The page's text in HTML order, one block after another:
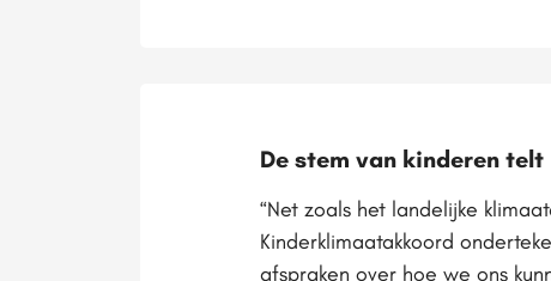
De stem van kinderen telt
“Net zoals het landelijke
Kinderklimaatakkoord
afspraken over hoe we ons